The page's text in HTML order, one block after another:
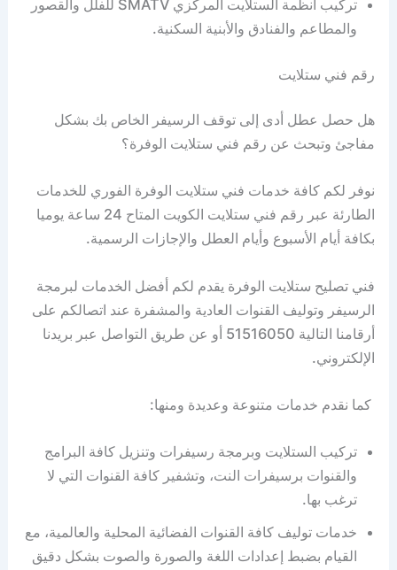
تركيب أنظمة الستلايت المركزي SMATV للفلل والقصور
والمطاعم والفنادق والأبنية السكنية.
رقم فني ستلايت
هل حصل عطل أدى إلى توقف الرسيفر الخاص بك بشكل
مفاجئ وتبحث عن رقم فني ستلايت الوفرة؟
نوفر لكم كافة خدمات فني ستلايت الوفرة الفوري للخدمات
الطارئة عبر رقم فني ستلايت الكويت المتاح 24 ساعة يوميا
بكافة أيام الأسبوع وأيام العطل والإجازات الرسمية.
فني تصليح ستلايت الوفرة يقدم لكم أفضل الخدمات لبرمجة
الرسيفر وتوليف القنوات العادية والمشفرة عند اتصالكم على
أرقامنا التالية 51516050 أو عن طريق التواصل عبر بريدنا
الإلكتروني.
كما نقدم خدمات متنوعة وعديدة ومنها:
تركيب الستلايت وبرمجة رسيفرات وتنزيل كافة البرامج
والقنوات برسيفرات النت، وتشفير كافة القنوات التي لا
ترغب بها.
خدمات توليف كافة القنوات الفضائية المحلية والعالمية، مع
القيام بضبط إعدادات اللغة والصورة والصوت بشكل دقيق